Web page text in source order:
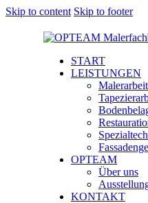
Skip to content Skip to footer
START
LEISTUNGEN
OPTEAM
Über uns
KONTAKT